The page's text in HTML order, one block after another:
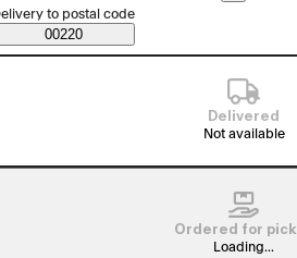
Saatavuustiedot
order method
to postal code
00220
Delivered
Not available
Ordered for
Loading...